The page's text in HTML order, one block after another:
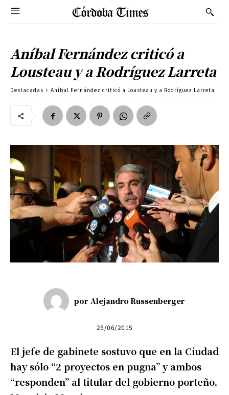
Aníbal Fernández criticó a
Lousteau y a Rodríguez Larreta
Destacadas Aníbal Fernández criticó a Lousteau y a Rodríguez Larreta
por Alejandro Russenberger
25/06/2015
El jefe de gabinete sostuvo que en la Ciudad
hay sólo “2 proyectos en pugna” y ambos
“responden” al titular del gobierno porteño,